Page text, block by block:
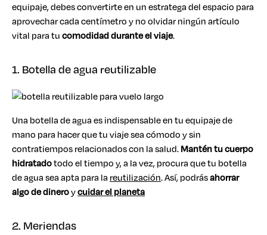
equipaje, debes convertirte en un estratega del espacio para
aprovechar cada centímetro y no olvidar ningún artículo
vital para tucomodidad durante el viaje.
1. Botella de agua reutilizable
Una botella de agua es indispensable en tu equipaje de
mano para hacer que tu viaje sea cómodo y sin
contratiempos relacionados con la salud.Mantén tu cuerpo
hidratadotodo el tiempo y, a la vez, procura que tu botella
de agua sea apta para la reutilización. Así, podrásahorrar
algo de dineroycuidar el planeta
2. Meriendas